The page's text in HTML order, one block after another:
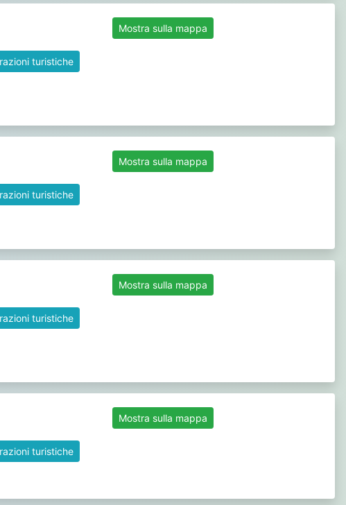
turistiche
Mostra sulla mappa
turistiche
Mostra sulla mappa
turistiche
Mostra sulla mappa
turistiche
Mostra sulla mappa